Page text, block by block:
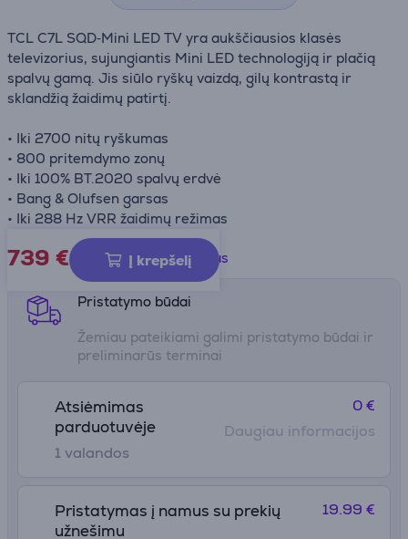
TCL C7L SQD‑Mini LED TV yra aukščiausios klasės
televizorius, sujungiantis Mini LED technologiją ir plačią
spalvų gamą. Jis siūlo ryškų vaizdą, gilų kontrastą ir
sklandžią žaidimų patirtį.
• Iki 2700 nitų ryškumas
• 800 pritemdymo zonų
• Iki 100% BT.2020 spalvų erdvė
• Bang & Olufsen garsas
• Iki 288 Hz VRR žaidimų režimas
739 € Į krepšelį
Gaminio informacijos lapas
Pristatymo būdai
Žemiau pateikiami galimi pristatymo būdai ir
preliminarūs terminai
Atsiėmimas
parduotuvėje
1 valandos
0 €
Daugiau informacijos
Pristatymas į namus su prekių
užnešimu
19.99 €